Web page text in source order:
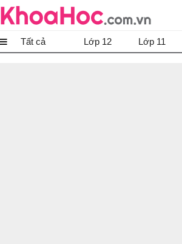
Tất cả Lớp 12 Lớp 11